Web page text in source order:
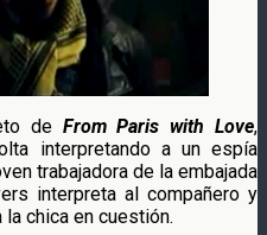
de From Paris with Love,
interpretando a un espía
trabajadora de la embajada
interpreta al compañero y
chica en cuestión.